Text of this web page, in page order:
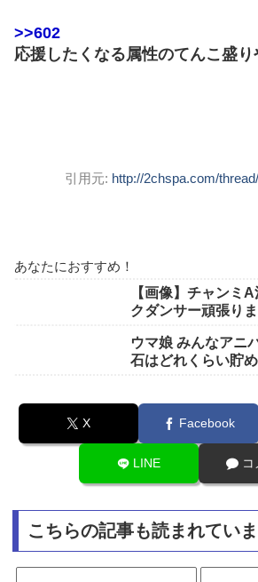
>>602
応援したくなる属性のてんこ盛り
引用元: http://2chspa.com/
あなたにおすすめ！
【画像】チャンミ
クダンサー頑張り
ウマ娘 みんなアニ
石はどれくらい貯
X Facebook
LINE コ
こちらの記事も読まれていま